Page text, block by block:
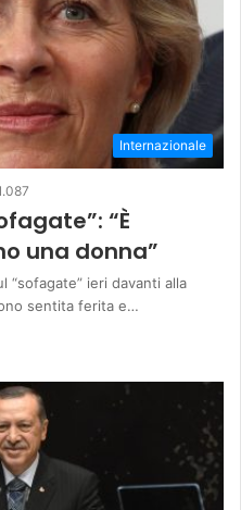
Internazionale
“È
una donna”
“sofagate” ieri davanti alla
sentita ferita e…